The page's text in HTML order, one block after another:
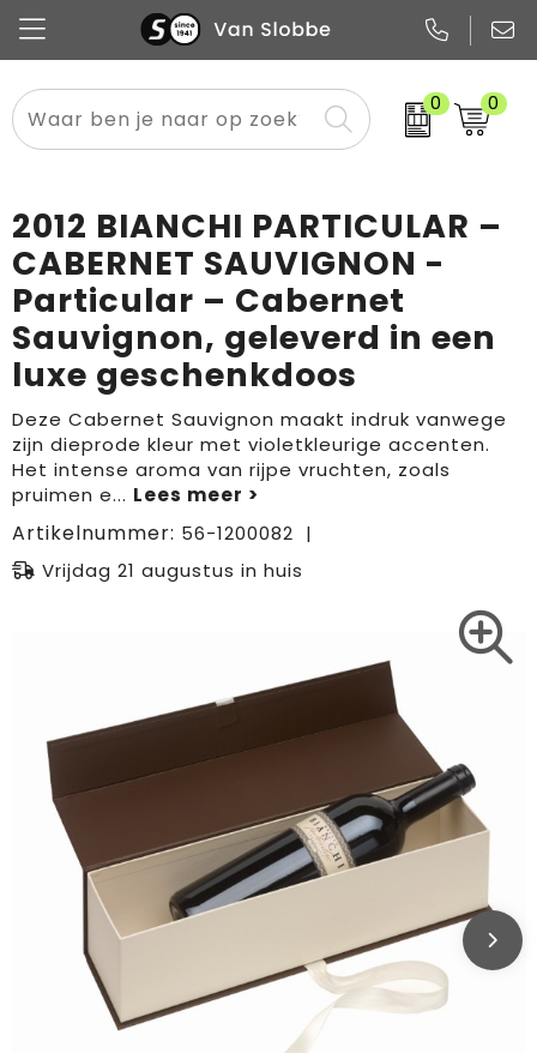
0 0
Alle categorieën
Snoep
Promo
Pennen
Notitieboekjes
Papier
Flessen
Glazen en karaffen
Merken
Meest gekozen
Sportkleding
Overig textiel
Boodschappen- en draagtassen
Sport & vrije tijd
Rugzakken
2012 BIANCHI PARTICULAR –
CABERNET SAUVIGNON -
Particular – Cabernet
Sauvignon, geleverd in een
luxe geschenkdoos
Deze Cabernet Sauvignon maakt indruk vanwege
zijn dieprode kleur met violetkleurige accenten.
Het intense aroma van rijpe vruchten, zoals
pruimen e...
Artikelnummer: 56-1200082
Vrijdag 21 augustus in huis